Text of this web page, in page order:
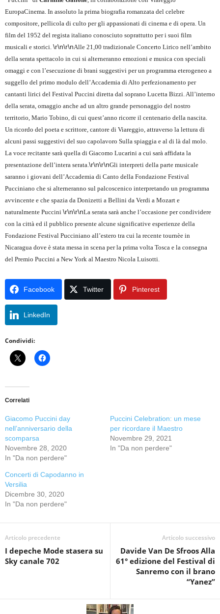
EuropaCinema. In assoluto la prima biografia romanzata del celebre
compositore, pellicola di culto per gli appassionati di cinema e di opera. Un
film del 1952 del regista italiano conosciuto soprattutto per i suoi film
musicali e storici. \r\n\r\nAlle 21,00 tradizionale Concerto Lirico nell’ambito
della serata spettacolo in cui si alterneranno emozioni e musica con speciali
omaggi e con l’esecuzione di brani suggestivi per un programma eterogeneo a
suggello del primo modulo dell’Accademia di Alto perfezionamento per
cantanti lirici del Festival Puccini diretta dal soprano Lucetta Bizzi. All’interno
della serata, omaggio anche ad un altro grande personaggio del nostro
territorio, Mario Tobino, di cui quest’anno ricorre il centenario della nascita.
Un ricordo del poeta e scrittore, cantore di Viareggio, attraverso la lettura di
alcuni passi suggestivi del suo capolavoro Sulla spiaggia e al di là dal molo.
La voce recitante sarà quella di Giacomo Lucarini a cui sarà affidata la
presentazione dell’intera serata.\r\n\r\nGli interpreti della parte musicale
saranno i giovani dell’Accademia di Canto della Fondazione Festival
Pucciniano che si alterneranno sul palcoscenico interpretando un programma
avvincente e che spazia da Donizetti a Bellini da Verdi a Mozart e
naturalmente Puccini \r\n\r\nLa serata sarà anche l’occasione per condividere
con la città ed il pubblico presente alcune significative esperienze della
Fondazione Festival Pucciniano all’estero tra cui la recente tournèe in
Nicaragua dove è stata messa in scena per la prima volta Tosca e la consegna
del Premio Puccini a New York al Maestro Nicola Luisotti.
Facebook Twitter Pinterest
LinkedIn
Condividi:
Correlati
Giacomo Puccini day
nell’anniversario della
scomparsa
Novembre 28, 2020
In "Da non perdere"
Puccini Celebration: un mese
per ricordare il Maestro
Novembre 29, 2021
In "Da non perdere"
Concerti di Capodanno in
Versilia
Dicembre 30, 2020
In "Da non perdere"
Articolo precedente
I depeche Mode stasera su
Sky canale 702
Articolo successivo
Davide Van De Sfroos Alla
61° edizione del Festival di
Sanremo con il brano
“Yanez”